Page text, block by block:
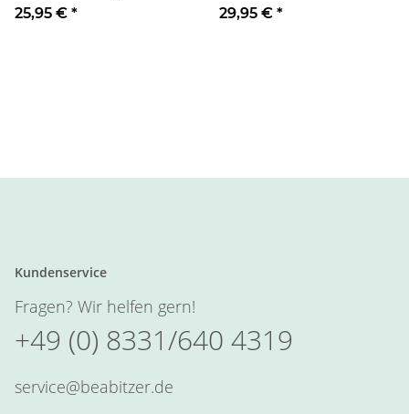
25,95 € * 29,95 € *
Kundenservice
Fragen? Wir helfen gern!
+49 (0) 8331/640 4319
service@beabitzer.de